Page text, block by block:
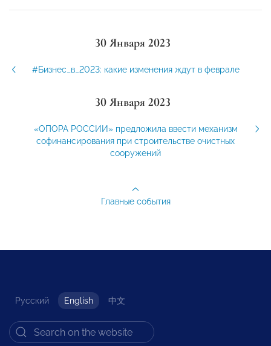
30 Января 2023
#Бизнес_в_2023: какие изменения ждут в феврале
30 Января 2023
«ОПОРА РОССИИ» предложила ввести механизм
софинансирования при строительстве очистных
сооружений
Главные события
Русский English 中文